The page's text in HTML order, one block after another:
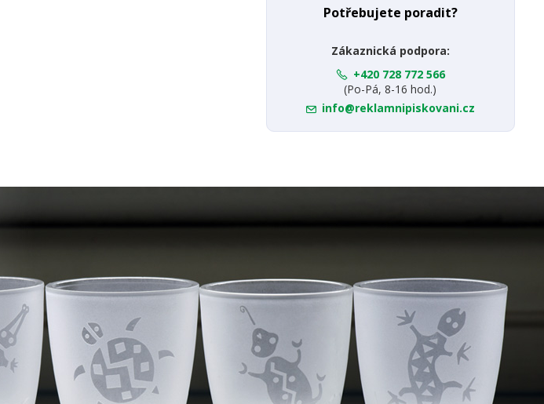
Potřebujete poradit?
Zákaznická podpora:
+420 728 772 566
(Po-Pá, 8-16 hod.)
info@reklamnipiskovani.cz